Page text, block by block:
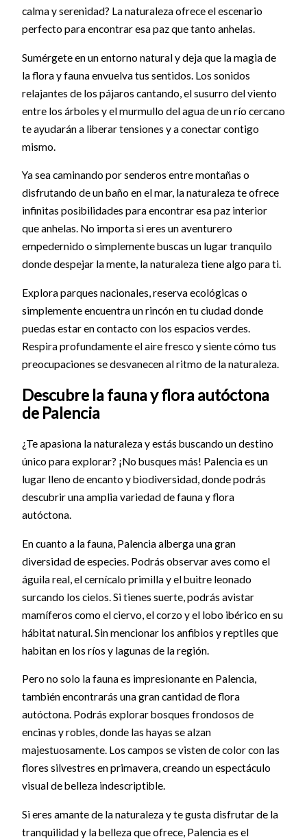
calma y serenidad? La naturaleza ofrece el escenario
perfecto para encontrar esa paz que tanto anhelas.
Sumérgete en un entorno natural y deja que la magia de
la flora y fauna envuelva tus sentidos. Los sonidos
relajantes de los pájaros cantando, el susurro del viento
entre los árboles y el murmullo del agua de un río cercano
te ayudarán a liberar tensiones y a conectar contigo
mismo.
Ya sea caminando por senderos entre montañas o
disfrutando de un baño en el mar, la naturaleza te ofrece
infinitas posibilidades para encontrar esa paz interior
que anhelas. No importa si eres un aventurero
empedernido o simplemente buscas un lugar tranquilo
donde despejar la mente, la naturaleza tiene algo para ti.
Explora parques nacionales, reserva ecológicas o
simplemente encuentra un rincón en tu ciudad donde
puedas estar en contacto con los espacios verdes.
Respira profundamente el aire fresco y siente cómo tus
preocupaciones se desvanecen al ritmo de la naturaleza.
Descubre la fauna y flora autóctona
de Palencia
¿Te apasiona la naturaleza y estás buscando un destino
único para explorar? ¡No busques más! Palencia es un
lugar lleno de encanto y biodiversidad, donde podrás
descubrir una amplia variedad de fauna y flora
autóctona.
En cuanto a la fauna, Palencia alberga una gran
diversidad de especies. Podrás observar aves como el
águila real, el cernícalo primilla y el buitre leonado
surcando los cielos. Si tienes suerte, podrás avistar
mamíferos como el ciervo, el corzo y el lobo ibérico en su
hábitat natural. Sin mencionar los anfibios y reptiles que
habitan en los ríos y lagunas de la región.
Pero no solo la fauna es impresionante en Palencia,
también encontrarás una gran cantidad de flora
autóctona. Podrás explorar bosques frondosos de
encinas y robles, donde las hayas se alzan
majestuosamente. Los campos se visten de color con las
flores silvestres en primavera, creando un espectáculo
visual de belleza indescriptible.
Si eres amante de la naturaleza y te gusta disfrutar de la
tranquilidad y la belleza que ofrece, Palencia es el